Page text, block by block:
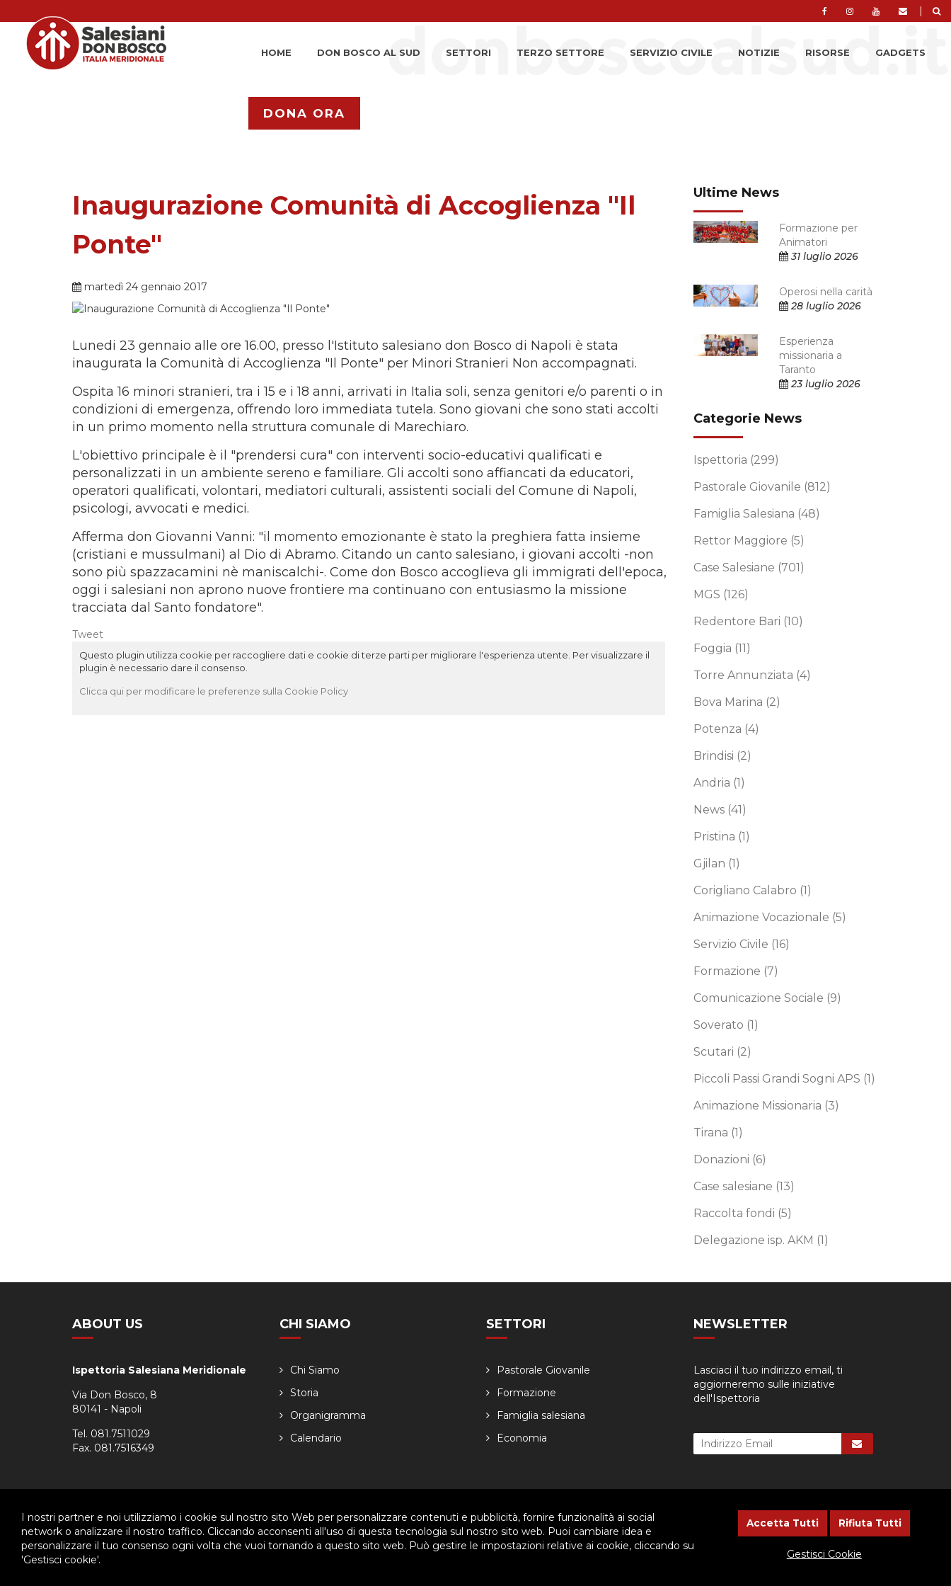
I nostri partner e noi utilizziamo i cookie sul nostro sito Web per personalizzare contenuti e pubblicità, fornire funzionalità ai social
network o analizzare il nostro traffico. Cliccando acconsenti all'uso di questa tecnologia sul nostro sito web. Puoi cambiare idea e
personalizzare il tuo consenso ogni volta che vuoi tornando a questo sito web. Può gestire le impostazioni relative ai cookie, cliccando su
'Gestisci cookie'.
Accetta Tutti Rifiuta Tutti
Gestisci Cookie
|
HOME DON BOSCO AL SUD SETTORI TERZO SETTORE SERVIZIO CIVILE NOTIZIE RISORSE GADGETS
DONA ORA
Inaugurazione Comunità di Accoglienza "Il
Ponte"
martedì 24 gennaio 2017
Lunedi 23 gennaio alle ore 16.00, presso l'Istituto salesiano don Bosco di Napoli è stata
inaugurata la Comunità di Accoglienza "Il Ponte" per Minori Stranieri Non accompagnati.
Ospita 16 minori stranieri, tra i 15 e i 18 anni, arrivati in Italia soli, senza genitori e/o parenti o in
condizioni di emergenza, offrendo loro immediata tutela. Sono giovani che sono stati accolti
in un primo momento nella struttura comunale di Marechiaro.
L'obiettivo principale è il "prendersi cura" con interventi socio-educativi qualificati e
personalizzati in un ambiente sereno e familiare. Gli accolti sono affiancati da educatori,
operatori qualificati, volontari, mediatori culturali, assistenti sociali del Comune di Napoli,
psicologi, avvocati e medici.
Afferma don Giovanni Vanni: "il momento emozionante è stato la preghiera fatta insieme
(cristiani e mussulmani) al Dio di Abramo. Citando un canto salesiano, i giovani accolti -non
sono più spazzacamini nè maniscalchi-. Come don Bosco accoglieva gli immigrati dell'epoca,
oggi i salesiani non aprono nuove frontiere ma continuano con entusiasmo la missione
tracciata dal Santo fondatore".
Tweet
Questo plugin utilizza cookie per raccogliere dati e cookie di terze parti per migliorare l'esperienza utente. Per visualizzare il
plugin è necessario dare il consenso.
Clicca qui per modificare le preferenze sulla Cookie Policy
Ultime News
Formazione per
Animatori
31 luglio 2026
Operosi nella carità
28 luglio 2026
Esperienza
missionaria a
Taranto
23 luglio 2026
Categorie News
Ispettoria (299)
Pastorale Giovanile (812)
Famiglia Salesiana (48)
Rettor Maggiore (5)
Case Salesiane (701)
MGS (126)
Redentore Bari (10)
Foggia (11)
Torre Annunziata (4)
Bova Marina (2)
Potenza (4)
Brindisi (2)
Andria (1)
News (41)
Pristina (1)
Gjilan (1)
Corigliano Calabro (1)
Animazione Vocazionale (5)
Servizio Civile (16)
Formazione (7)
Comunicazione Sociale (9)
Soverato (1)
Scutari (2)
Piccoli Passi Grandi Sogni APS (1)
Animazione Missionaria (3)
Tirana (1)
Donazioni (6)
Case salesiane (13)
Raccolta fondi (5)
Delegazione isp. AKM (1)
ABOUT US
Ispettoria Salesiana Meridionale
Via Don Bosco, 8
80141 - Napoli
Tel. 081.7511029
Fax. 081.7516349
CHI SIAMO
Chi Siamo
Storia
Organigramma
Calendario
SETTORI
Pastorale Giovanile
Formazione
Famiglia salesiana
Economia
NEWSLETTER
Lasciaci il tuo indirizzo email, ti
aggiorneremo sulle iniziative
dell'Ispettoria
© 2026 - Ispettoria Salesiana Meridionale - All rights reserved. | P.IVA 80057280630 |Privacy & Cookie Policy-Gestisci Cookie
Questo plugin utilizza cookie per raccogliere dati e cookie di terze parti per migliorare l'esperienza utente. Per visualizzare il plugin è necessario dare il consenso.